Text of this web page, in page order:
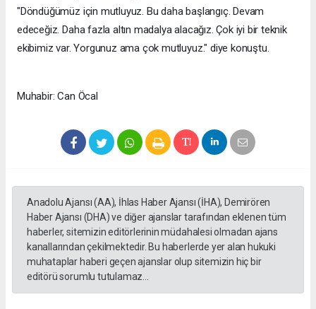
"Döndüğümüz için mutluyuz. Bu daha başlangıç. Devam
edeceğiz. Daha fazla altın madalya alacağız. Çok iyi bir teknik
ekibimiz var. Yorgunuz ama çok mutluyuz." diye konuştu.
Muhabir: Can Öcal
Anadolu Ajansı (AA), İhlas Haber Ajansı (İHA), Demirören
Haber Ajansı (DHA) ve diğer ajanslar tarafından eklenen tüm
haberler, sitemizin editörlerinin müdahalesi olmadan ajans
kanallarından çekilmektedir. Bu haberlerde yer alan hukuki
muhataplar haberi geçen ajanslar olup sitemizin hiç bir
editörü sorumlu tutulamaz...